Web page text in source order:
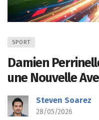
SPORT
Damien
une Nouvelle
Steven Soarez
28/05/2026